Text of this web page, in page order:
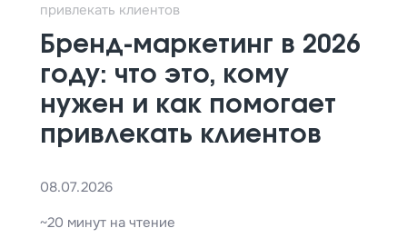
привлекать клиентов
Бренд-маркетинг в 2026
году: что это, кому
нужен и как помогает
привлекать клиентов
08.07.2026
~20 минут на чтение